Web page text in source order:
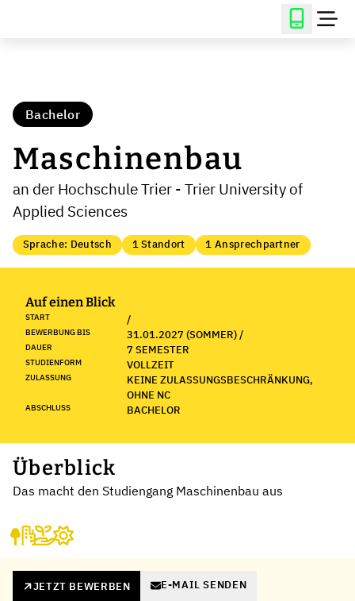
Bachelor
Maschinenbau
an der Hochschule Trier - Trier University of
Applied Sciences
Sprache: Deutsch 1 Standort 1 Ansprechpartner
Auf einen Blick
START /
BEWERBUNG BIS 31.01.2027 (SOMMER) /
DAUER 7 SEMESTER
STUDIENFORM VOLLZEIT
ZULASSUNG
KEINE ZULASSUNGSBESCHRÄNKUNG,
OHNE NC
ABSCHLUSS BACHELOR
Überblick
Das macht den Studiengang Maschinenbau aus
JETZT BEWERBEN E-MAIL SENDEN